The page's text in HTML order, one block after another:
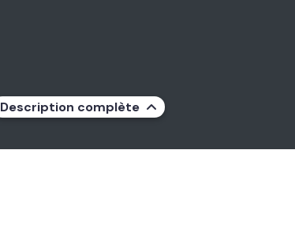
Description complète